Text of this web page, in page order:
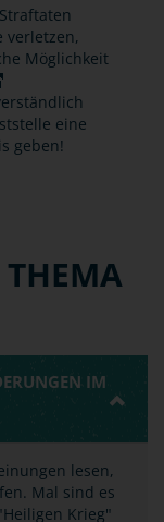
verletzen,
Möglichkeit
eine
geben!
THEMA
IM
lesen,
Mal sind es
Krieg"